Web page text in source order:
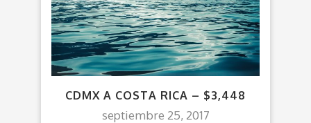
CDMX A COSTA RICA – $3,448
septiembre 25, 2017